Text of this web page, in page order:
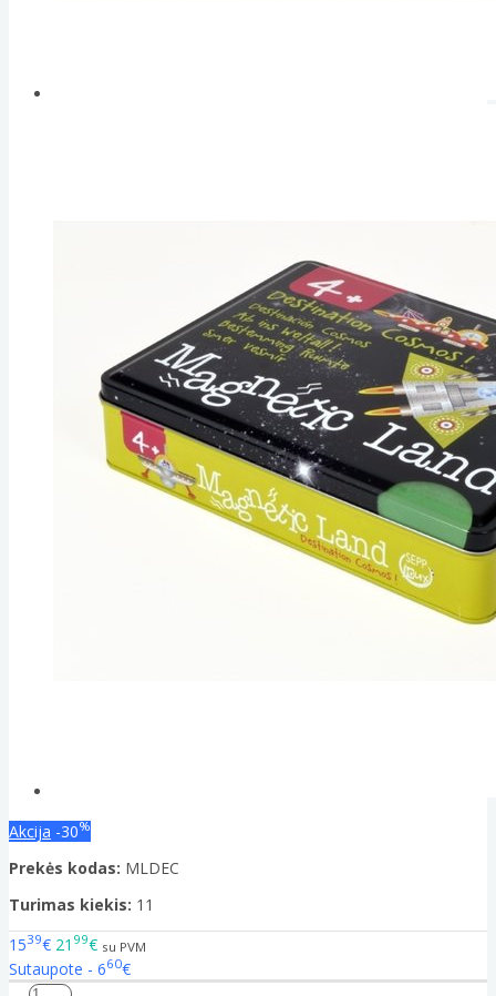
Akcija -30%
Prekės kodas: MLDEC
Turimas kiekis: 11
1539€ 21 99€ su PVM
Sutaupote - 660€